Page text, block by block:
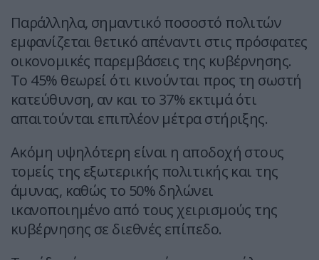
Παράλληλα, σημαντικό ποσοστό πολιτών
εμφανίζεται θετικό απέναντι στις πρόσφατες
οικονομικές παρεμβάσεις της κυβέρνησης.
Το 45% θεωρεί ότι κινούνται προς τη σωστή
κατεύθυνση, αν και το 37% εκτιμά ότι
απαιτούνται επιπλέον μέτρα στήριξης.
Ακόμη υψηλότερη είναι η αποδοχή στους
τομείς της εξωτερικής πολιτικής και της
άμυνας, καθώς το 50% δηλώνει
ικανοποιημένο από τους χειρισμούς της
κυβέρνησης σε διεθνές επίπεδο.